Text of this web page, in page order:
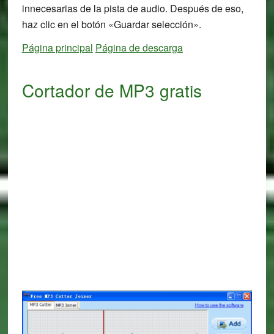
innecesarias de la pista de audio. Después de eso,
haz clic en el botón «Guardar selección».
Página principal Página de descarga
Cortador de MP3 gratis